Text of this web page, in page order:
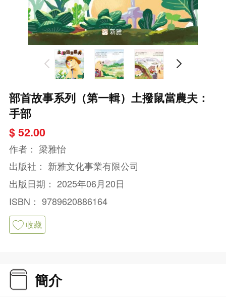
部首故事系列（第一輯）土撥鼠當農夫：
手部
$ 52.00
作者： 梁雅怡
出版社： 新雅文化事業有限公司
出版日期： 2025年06月20日
ISBN： 9789620886164
收藏
簡介